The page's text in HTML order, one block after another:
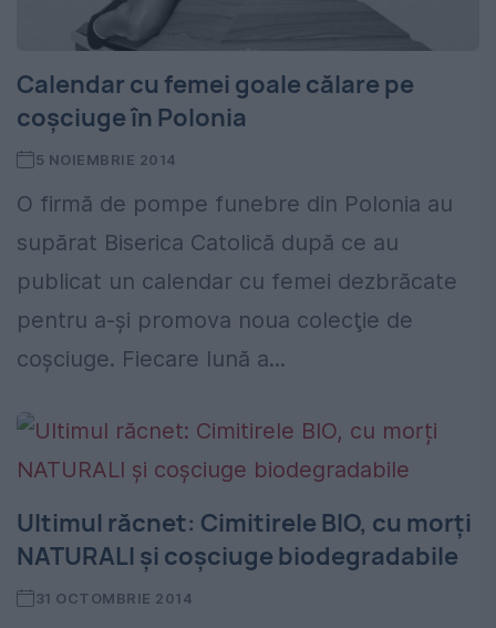
Calendar cu femei goale călare pe
coșciuge în Polonia
5 NOIEMBRIE 2014
O firmă de pompe funebre din Polonia au
supărat Biserica Catolică după ce au
publicat un calendar cu femei dezbrăcate
pentru a-şi promova noua colecţie de
coşciuge. Fiecare lună a...
Ultimul răcnet: Cimitirele BIO, cu morți
NATURALI și coșciuge biodegradabile
31 OCTOMBRIE 2014